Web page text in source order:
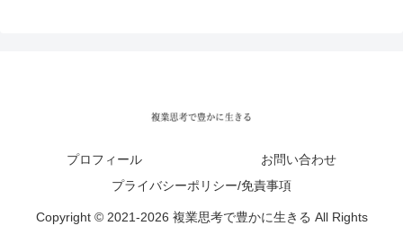
プロフィール
お問い合わせ
プライバシーポリシー/免責事項
Copyright © 2021-2026 複業思考で豊かに生きる All Rights